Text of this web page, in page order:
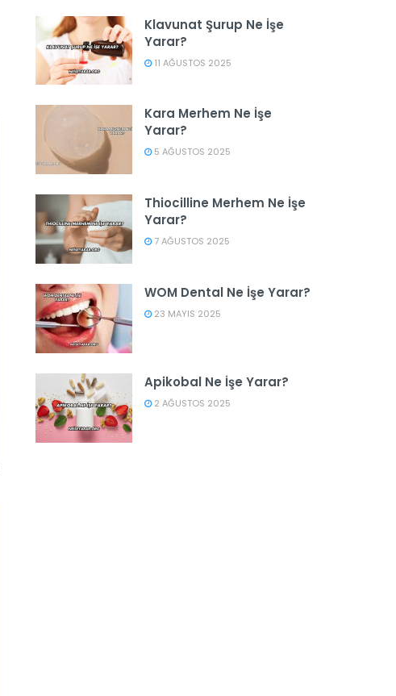
Klavunat Şurup Ne İşe
Yarar?
11 AĞUSTOS 2025
Kara Merhem Ne İşe
Yarar?
5 AĞUSTOS 2025
Thiocilline Merhem Ne İşe
Yarar?
7 AĞUSTOS 2025
WOM Dental Ne İşe Yarar?
23 MAYIS 2025
Apikobal Ne İşe Yarar?
2 AĞUSTOS 2025